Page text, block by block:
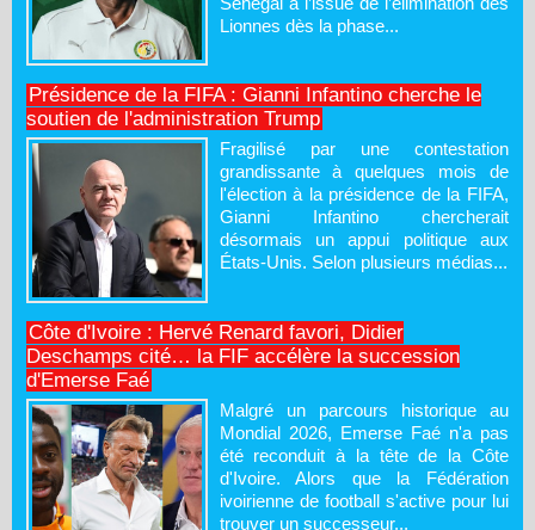
Lionnes dès la phase...
Présidence de la FIFA : Gianni Infantino cherche le
soutien de l'administration Trump
Fragilisé par une contestation
grandissante à quelques mois de
l'élection à la présidence de la FIFA,
Gianni Infantino chercherait
désormais un appui politique aux
États-Unis. Selon plusieurs médias...
Côte d'Ivoire : Hervé Renard favori, Didier
Deschamps cité… la FIF accélère la succession
d'Emerse Faé
Malgré un parcours historique au
Mondial 2026, Emerse Faé n'a pas
été reconduit à la tête de la Côte
d'Ivoire. Alors que la Fédération
ivoirienne de football s'active pour lui
trouver un successeur...